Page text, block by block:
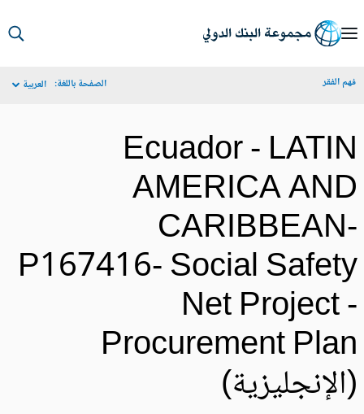
الفقر الصفحة باللغة: العربية
Ecuador -
AMERICA
P167416- Social
Net Project
Procurement